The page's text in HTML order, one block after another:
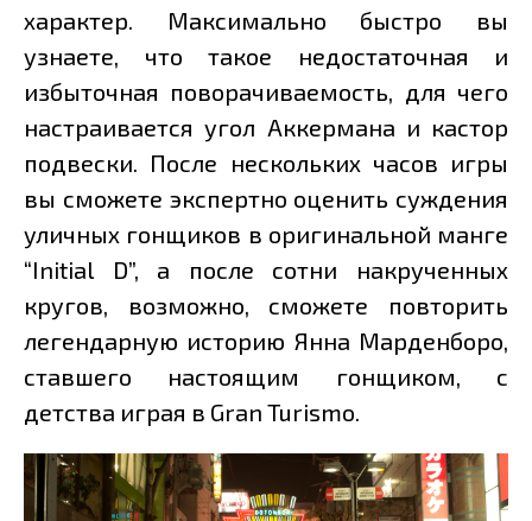
характер. Максимально быстро вы
узнаете, что такое недостаточная и
избыточная поворачиваемость, для чего
настраивается угол Аккермана и кастор
подвески. После нескольких часов игры
вы сможете экспертно оценить суждения
уличных гонщиков в оригинальной манге
“Initial D”, а после сотни накрученных
кругов, возможно, сможете повторить
легендарную историю Янна Марденборо,
ставшего настоящим гонщиком, с
детства играя в Gran Turismo.